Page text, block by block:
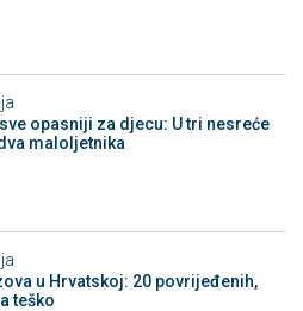
opasniji za djecu: U tri nesreće
maloljetnika
u Hrvatskoj: 20 povrijeđenih,
teško